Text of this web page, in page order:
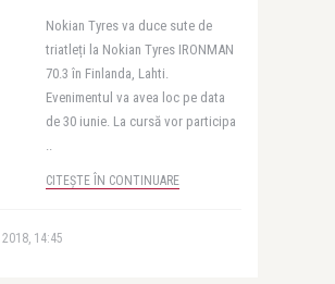
Nokian Tyres va duce sute de
triatleți la Nokian Tyres IRONMAN
70.3 în Finlanda, Lahti.
Evenimentul va avea loc pe data
de 30 iunie. La cursă vor participa
..
CITEȘTE ÎN CONTINUARE
14:45